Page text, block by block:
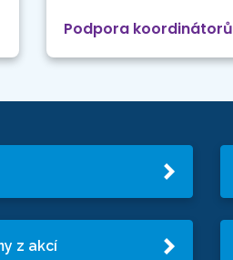
Podpora koordinátorů
z akcí